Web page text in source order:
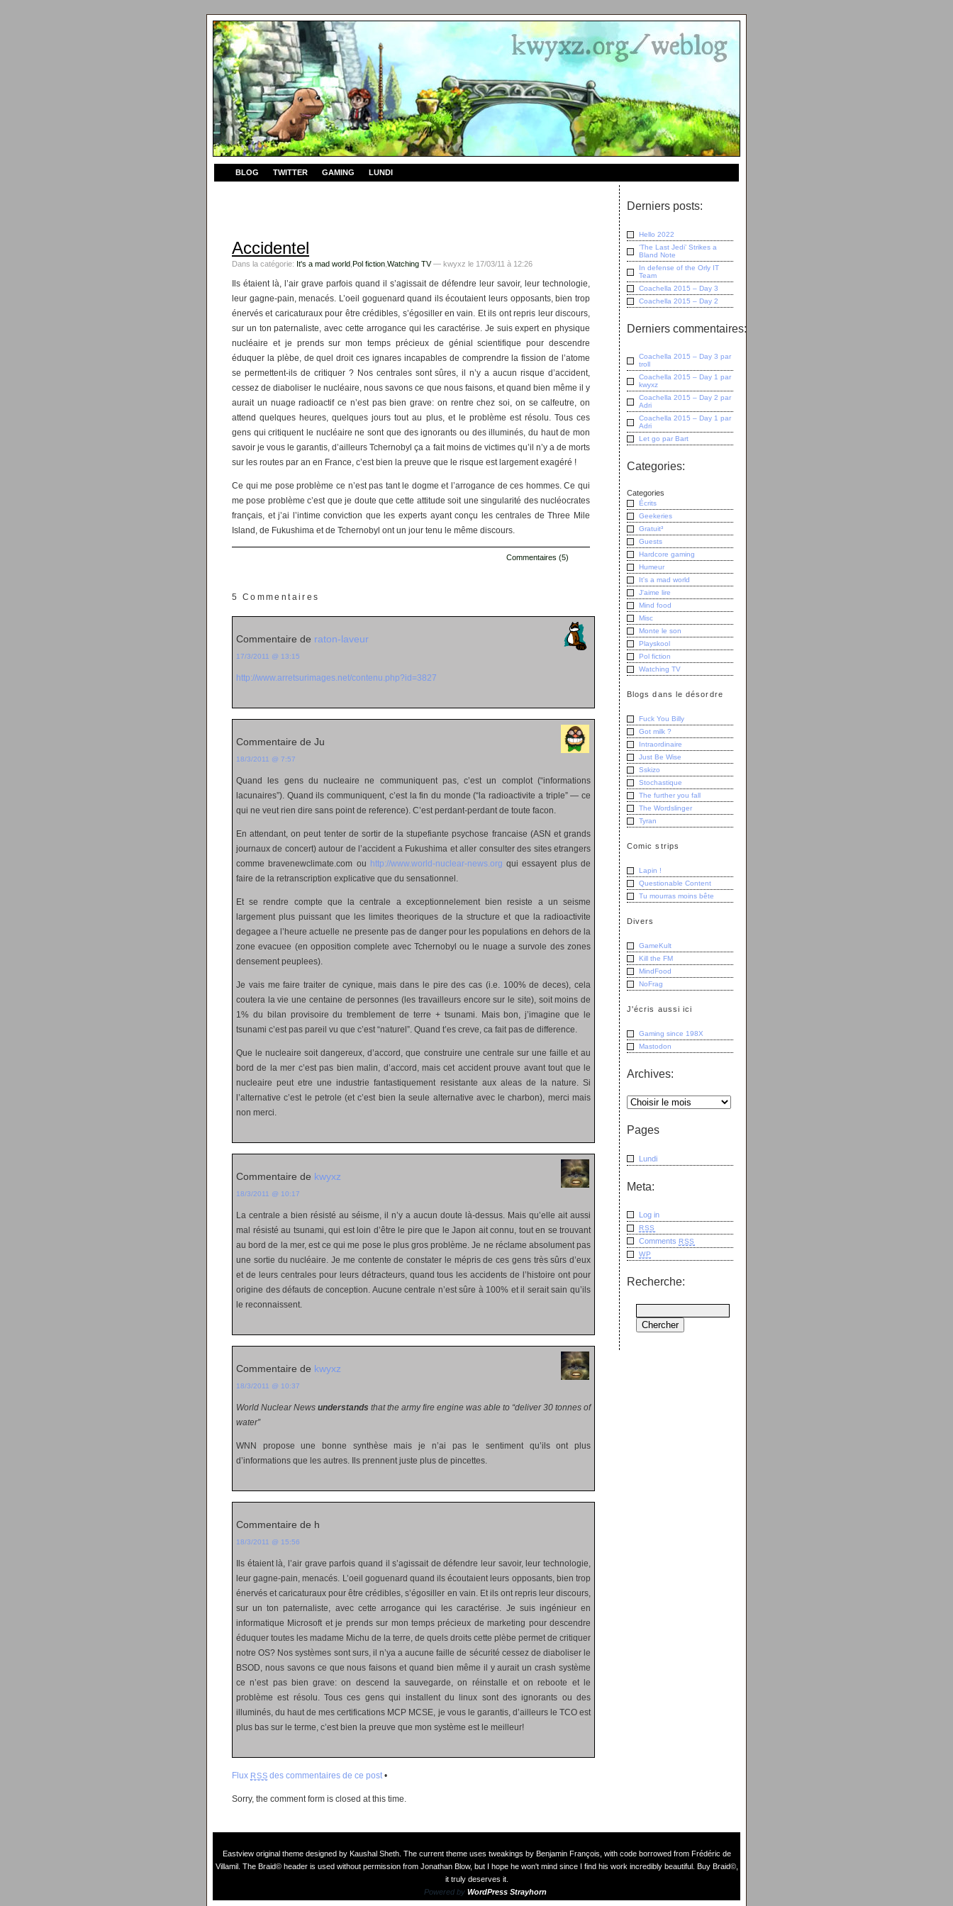
BLOG TWITTER GAMING LUNDI
Accidentel
Dans la catégorie: It's a mad world Pol fiction Watching TV— kwyxz le 17/03/11 à 12:26
Ils étaient là, l’air grave parfois quand il s’agissait de défendre leur savoir, leur technologie,
leur gagne-pain, menacés. L’oeil goguenard quand ils écoutaient leurs opposants, bien trop
énervés et caricaturaux pour être crédibles, s’égosiller en vain. Et ils ont repris leur discours,
sur un ton paternaliste, avec cette arrogance qui les caractérise. Je suis expert en physique
nucléaire et je prends sur mon temps précieux de génial scientifique pour descendre
éduquer la plèbe, de quel droit ces ignares incapables de comprendre la fission de l’atome
se permettent-ils de critiquer ? Nos centrales sont sûres, il n’y a aucun risque d’accident,
cessez de diaboliser le nucléaire, nous savons ce que nous faisons, et quand bien même il y
aurait un nuage radioactif ce n’est pas bien grave: on rentre chez soi, on se calfeutre, on
attend quelques heures, quelques jours tout au plus, et le problème est résolu. Tous ces
gens qui critiquent le nucléaire ne sont que des ignorants ou des illuminés, du haut de mon
savoir je vous le garantis, d’ailleurs Tchernobyl ça a fait moins de victimes qu’il n’y a de morts
sur les routes par an en France, c’est bien la preuve que le risque est largement exagéré !
Ce qui me pose problème ce n’est pas tant le dogme et l’arrogance de ces hommes. Ce qui
me pose problème c’est que je doute que cette attitude soit une singularité des nucléocrates
français, et j’ai l’intime conviction que les experts ayant conçu les centrales de Three Mile
Island, de Fukushima et de Tchernobyl ont un jour tenu le même discours.
Commentaires (5)
5 Commentaires
Commentaire de raton-laveur
17/3/2011 @ 13:15
http://www.arretsurimages.net/contenu.php?id=3827
Commentaire de Ju
18/3/2011 @ 7:57
Quand les gens du nucleaire ne communiquent pas, c’est un complot (“informations
lacunaires”). Quand ils communiquent, c’est la fin du monde (“la radioactivite a triple” — ce
qui ne veut rien dire sans point de reference). C’est perdant-perdant de toute facon.
En attendant, on peut tenter de sortir de la stupefiante psychose francaise (ASN et grands
journaux de concert) autour de l’accident a Fukushima et aller consulter des sites etrangers
comme bravenewclimate.com ou http://www.world-nuclear-news.org qui essayent plus de
faire de la retranscription explicative que du sensationnel.
Et se rendre compte que la centrale a exceptionnelement bien resiste a un seisme
largement plus puissant que les limites theoriques de la structure et que la radioactivite
degagee a l’heure actuelle ne presente pas de danger pour les populations en dehors de la
zone evacuee (en opposition complete avec Tchernobyl ou le nuage a survole des zones
densement peuplees).
Je vais me faire traiter de cynique, mais dans le pire des cas (i.e. 100% de deces), cela
coutera la vie une centaine de personnes (les travailleurs encore sur le site), soit moins de
1% du bilan provisoire du tremblement de terre + tsunami. Mais bon, j’imagine que le
tsunami c’est pas pareil vu que c’est “naturel”. Quand t’es creve, ca fait pas de difference.
Que le nucleaire soit dangereux, d’accord, que construire une centrale sur une faille et au
bord de la mer c’est pas bien malin, d’accord, mais cet accident prouve avant tout que le
nucleaire peut etre une industrie fantastiquement resistante aux aleas de la nature. Si
l’alternative c’est le petrole (et c’est bien la seule alternative avec le charbon), merci mais
non merci.
Commentaire de kwyxz
18/3/2011 @ 10:17
La centrale a bien résisté au séisme, il n’y a aucun doute là-dessus. Mais qu’elle ait aussi
mal résisté au tsunami, qui est loin d’être le pire que le Japon ait connu, tout en se trouvant
au bord de la mer, est ce qui me pose le plus gros problème. Je ne réclame absolument pas
une sortie du nucléaire. Je me contente de constater le mépris de ces gens très sûrs d’eux
et de leurs centrales pour leurs détracteurs, quand tous les accidents de l’histoire ont pour
origine des défauts de conception. Aucune centrale n’est sûre à 100% et il serait sain qu’ils
le reconnaissent.
Commentaire de kwyxz
18/3/2011 @ 10:37
World Nuclear News understands that the army fire engine was able to “deliver 30 tonnes of
water”
WNN propose une bonne synthèse mais je n’ai pas le sentiment qu’ils ont plus
d’informations que les autres. Ils prennent juste plus de pincettes.
Commentaire de h
18/3/2011 @ 15:56
Ils étaient là, l’air grave parfois quand il s’agissait de défendre leur savoir, leur technologie,
leur gagne-pain, menacés. L’oeil goguenard quand ils écoutaient leurs opposants, bien trop
énervés et caricaturaux pour être crédibles, s’égosiller en vain. Et ils ont repris leur discours,
sur un ton paternaliste, avec cette arrogance qui les caractérise. Je suis ingénieur en
informatique Microsoft et je prends sur mon temps précieux de marketing pour descendre
éduquer toutes les madame Michu de la terre, de quels droits cette plèbe permet de critiquer
notre OS? Nos systèmes sont surs, il n’ya a aucune faille de sécurité cessez de diaboliser le
BSOD, nous savons ce que nous faisons et quand bien même il y aurait un crash système
ce n’est pas bien grave: on descend la sauvegarde, on réinstalle et on reboote et le
problème est résolu. Tous ces gens qui installent du linux sont des ignorants ou des
illuminés, du haut de mes certifications MCP MCSE, je vous le garantis, d’ailleurs le TCO est
plus bas sur le terme, c’est bien la preuve que mon système est le meilleur!
Flux RSS des commentaires de ce post•
Sorry, the comment form is closed at this time.
Derniers posts:
Hello 2022
‘The Last Jedi’ Strikes a
Bland Note
In defense of the Orly IT
Team
Coachella 2015 – Day 3
Coachella 2015 – Day 2
Derniers commentaires:
Coachella 2015 – Day 3 par
troll
Coachella 2015 – Day 1 par
kwyxz
Coachella 2015 – Day 2 par
Adri
Coachella 2015 – Day 1 par
Adri
Let go par Bart
Categories:
Categories
Écrits
Geekeries
Gratuit³
Guests
Hardcore gaming
Humeur
It's a mad world
J'aime lire
Mind food
Misc
Monte le son
Playskool
Pol fiction
Watching TV
Blogs dans le désordre
Fuck You Billy
Got milk ?
Intraordinaire
Just Be Wise
Sskizo
Stochastique
The further you fall
The Wordslinger
Tyran
Comic strips
Lapin !
Questionable Content
Tu mourras moins bête
Divers
GameKult
Kill the FM
MindFood
NoFrag
J'écris aussi ici
Gaming since 198X
Mastodon
Archives:
Pages
Lundi
Meta:
Log in
RSS
Comments RSS
WP
Recherche:
Eastview original theme designed by Kaushal Sheth. The current theme uses tweakings by Benjamin François , with code borrowed from Frédéric de
Villamil. The Braid© header is used without permission from Jonathan Blow, but I hope he won't mind since I find his work incredibly beautiful. Buy Braid©,
it truly deserves it.
Powered by WordPress Strayhorn